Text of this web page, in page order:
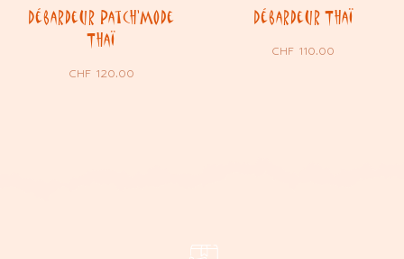
Débardeur Patch’Mode
Thaï
CHF120.00
Débardeur Thaï
CHF 110.00